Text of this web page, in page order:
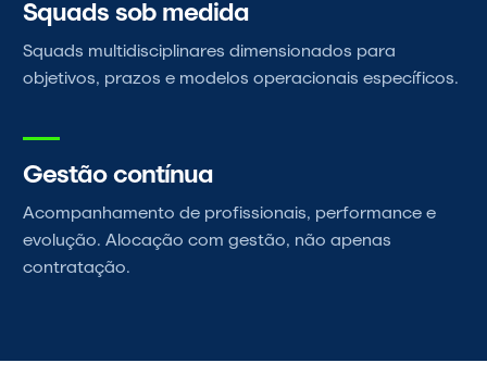
Squads sob medida
Squads multidisciplinares dimensionados para
objetivos, prazos e modelos operacionais específicos.
Gestão contínua
Acompanhamento de profissionais, performance e
evolução. Alocação com gestão, não apenas
contratação.